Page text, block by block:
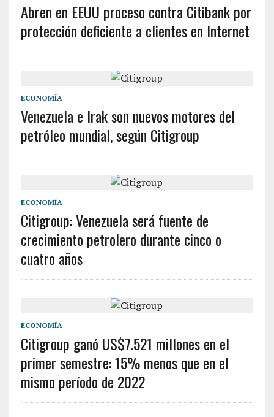
Abren en EEUU proceso contra Citibank por
protección deficiente a clientes en Internet
ECONOMÍA
Venezuela e Irak son nuevos motores del
petróleo mundial, según Citigroup
ECONOMÍA
Citigroup: Venezuela será fuente de
crecimiento petrolero durante cinco o
cuatro años
ECONOMÍA
Citigroup ganó US$7.521 millones en el
primer semestre: 15% menos que en el
mismo período de 2022